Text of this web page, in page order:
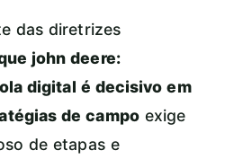
das diretrizes
john deere:
digital é decisivo em
de campoexige
de etapas e